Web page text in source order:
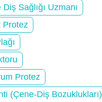
Diş Sağlığı Uzmanı
Protez
Protez
(Çene-Diş Bozuklukları)